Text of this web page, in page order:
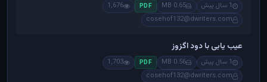
1 سال پیش 0.65 MB
PDF
1,676
cosehof132@dwriters.com
عیب یابی با دود اگزوز
1 سال پیش 0.56 MB
PDF
1,703
cosehof132@dwriters.com